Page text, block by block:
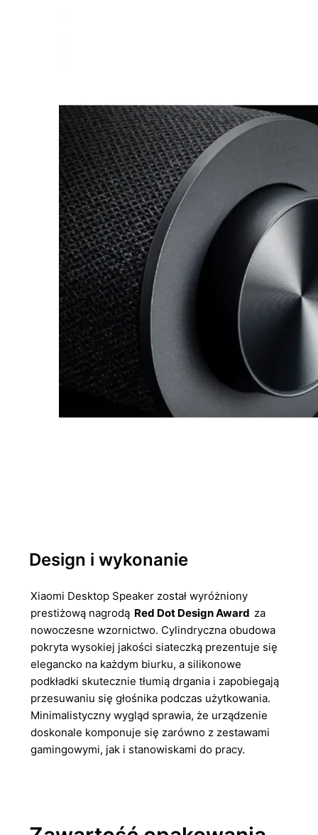
Design i wykonanie
Xiaomi Desktop Speaker został wyróżniony
prestiżową nagrodą Red Dot Design Award za
nowoczesne wzornictwo. Cylindryczna obudowa
pokryta wysokiej jakości siateczką prezentuje się
elegancko na każdym biurku, a silikonowe
podkładki skutecznie tłumią drgania i zapobiegają
przesuwaniu się głośnika podczas użytkowania.
Minimalistyczny wygląd sprawia, że urządzenie
doskonale komponuje się zarówno z zestawami
gamingowymi, jak i stanowiskami do pracy.